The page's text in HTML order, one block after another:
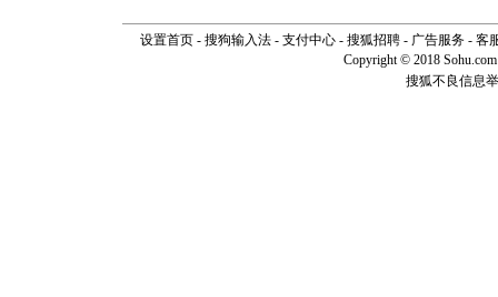
设置首页- 搜狗输入法- 支付中心- 搜狐招聘- 广告服务- 客
Copyright © 2018
搜狐不良信息